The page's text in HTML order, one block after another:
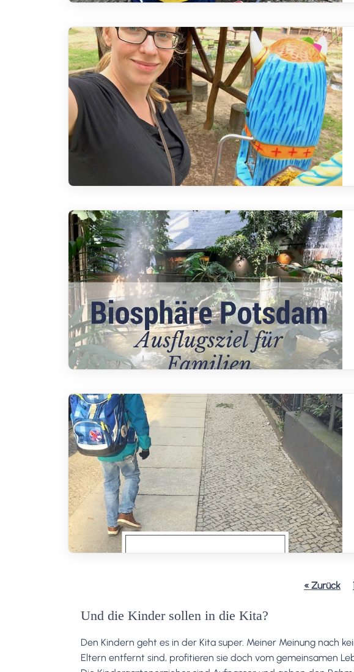
« Zurück
Und die Kinder sollen in die Kita?
Den Kindern geht es in der Kita super. Meiner Meinung nach
Eltern entfernt sind, profitieren sie doch vom gemeinsamen